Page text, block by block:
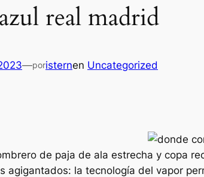
real madrid
—poristernen Uncategorized
de paja de ala estrecha y copa
agigantados: la tecnología del vapor